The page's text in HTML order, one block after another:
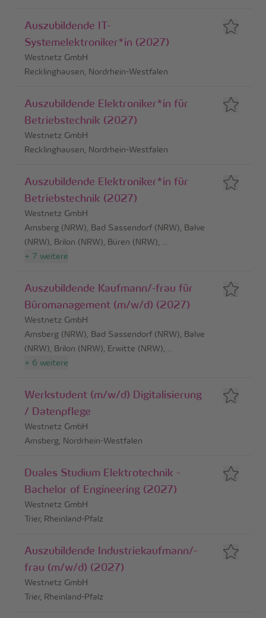
Auszubildende IT-
Systemelektroniker*in (2027)
Westnetz GmbH
Recklinghausen, Nordrhein-Westfalen
Auszubildende Elektroniker*in für
Betriebstechnik (2027)
Westnetz GmbH
Recklinghausen, Nordrhein-Westfalen
Auszubildende Elektroniker*in für
Betriebstechnik (2027)
Westnetz GmbH
Arnsberg (NRW), Bad Sassendorf (NRW), Balve
(NRW), Brilon (NRW), Büren (NRW), ...
+ 7 weitere
Auszubildende Kaufmann/-frau für
Büromanagement (m/w/d) (2027)
Westnetz GmbH
Arnsberg (NRW), Bad Sassendorf (NRW), Balve
(NRW), Brilon (NRW), Erwitte (NRW), ...
+ 6 weitere
Werkstudent (m/w/d) Digitalisierung
/ Datenpflege
Westnetz GmbH
Arnsberg, Nordrhein-Westfalen
Duales Studium Elektrotechnik -
Bachelor of Engineering (2027)
Westnetz GmbH
Trier, Rheinland-Pfalz
Auszubildende Industriekaufmann/-
frau (m/w/d) (2027)
Westnetz GmbH
Trier, Rheinland-Pfalz